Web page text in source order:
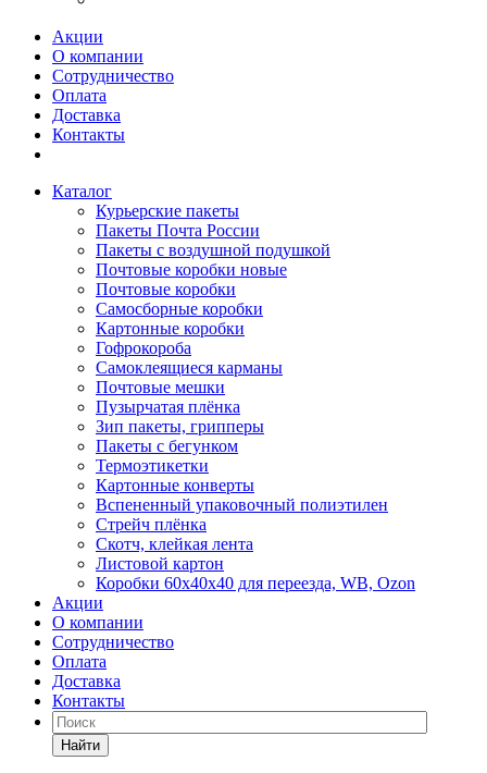
Акции
О компании
Сотрудничество
Оплата
Доставка
Контакты
Каталог
Курьерские пакеты
Пакеты Почта России
Пакеты с воздушной подушкой
Почтовые коробки новые
Почтовые коробки
Самосборные коробки
Картонные коробки
Гофрокороба
Самоклеящиеся карманы
Почтовые мешки
Пузырчатая плёнка
Зип пакеты, грипперы
Пакеты с бегунком
Термоэтикетки
Картонные конверты
Вспененный упаковочный полиэтилен
Стрейч плёнка
Скотч, клейкая лента
Листовой картон
Коробки 60х40х40 для переезда, WB, Ozon
Акции
О компании
Сотрудничество
Оплата
Доставка
Контакты
Найти